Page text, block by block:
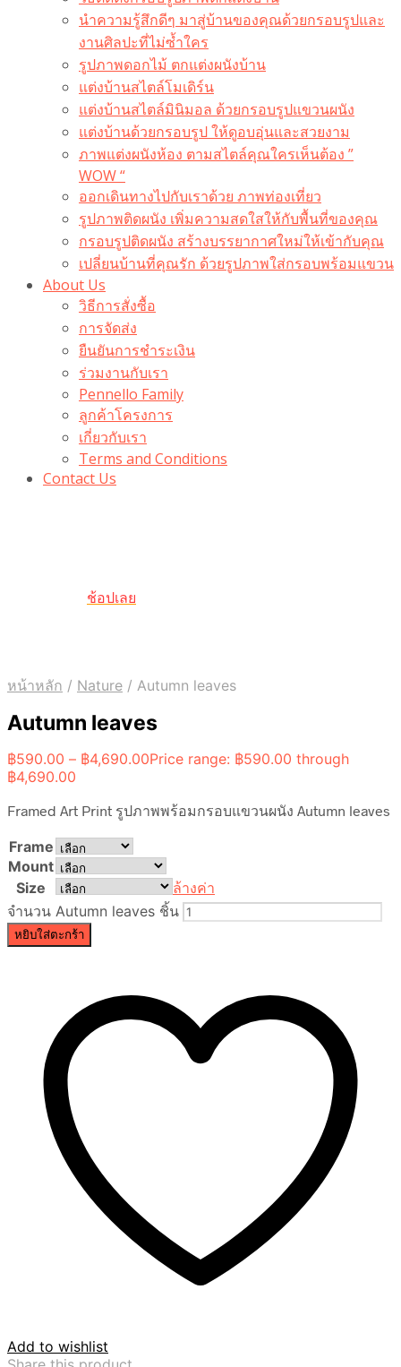
นำความรู้สึกดีๆ มาสู่บ้านของคุณด้วยกรอบรูปและ
งานศิลปะที่ไม่ซ้ำใคร
รูปภาพดอกไม้ ตกแต่งผนังบ้าน
แต่งบ้านสไตล์โมเดิร์น
แต่งบ้านสไตล์มินิมอล ด้วยกรอบรูปแขวนผนัง
แต่งบ้านด้วยกรอบรูป ให้ดูอบอุ่นและสวยงาม
ภาพแต่งผนังห้อง ตามสไตล์คุณใครเห็นต้อง ”
WOW “
ออกเดินทางไปกับเราด้วย ภาพท่องเที่ยว
รูปภาพติดผนัง เพิ่มความสดใสให้กับพื้นที่ของคุณ
กรอบรูปติดผนัง สร้างบรรยากาศใหม่ให้เข้ากับคุณ
เปลี่ยนบ้านที่คุณรัก ด้วยรูปภาพใส่กรอบพร้อมแขวน​
About Us
วิธีการสั่งซื้อ
การจัดส่ง
ยืนยันการชำระเงิน
ร่วมงานกับเรา
Pennello Family
ลูกค้าโครงการ
เกี่ยวกับเรา
Terms and Conditions
Contact Us
ช้อปเลย
หน้าหลัก / Nature / Autumn leaves
Autumn leaves
฿590.00 – ฿4,690.00Price range: ฿590.00 through
฿4,690.00
Framed Art Print รูปภาพพร้อมกรอบแขวนผนัง Autumn leaves
Frame
Mount
Size
ล้างค่า
จำนวน Autumn leaves ชิ้น
หยิบใส่ตะกร้า
Add to wishlist